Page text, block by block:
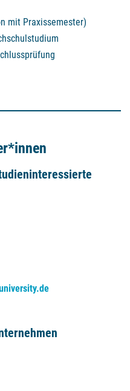
mit Praxissemester)